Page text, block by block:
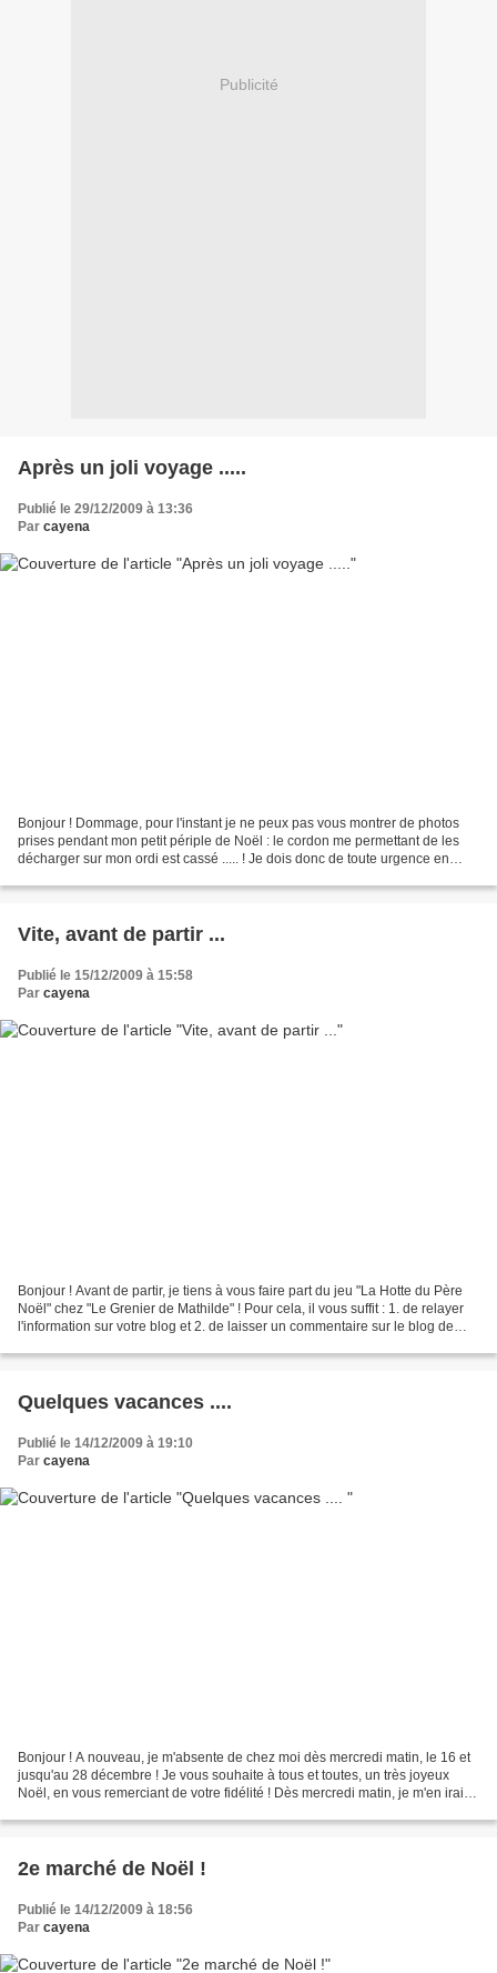
Publicité
Après un joli voyage .....
Publié le 29/12/2009 à 13:36
Par cayena
Bonjour ! Dommage, pour l'instant je ne peux pas vous montrer de photos
prises pendant mon petit périple de Noël : le cordon me permettant de les
décharger sur mon ordi est cassé ..... ! Je dois donc de toute urgence en
Vite, avant de partir ...
Publié le 15/12/2009 à 15:58
Par cayena
Bonjour ! Avant de partir, je tiens à vous faire part du jeu "La Hotte du Père
Noël" chez "Le Grenier de Mathilde" ! Pour cela, il vous suffit : 1. de relayer
l'information sur votre blog et 2. de laisser un commentaire sur le blog de
Quelques vacances ....
Publié le 14/12/2009 à 19:10
Par cayena
Bonjour ! A nouveau, je m'absente de chez moi dès mercredi matin, le 16 et
jusqu'au 28 décembre ! Je vous souhaite à tous et toutes, un très joyeux
Noël, en vous remerciant de votre fidélité ! Dès mercredi matin, je m'en irai à
2e marché de Noël !
Publié le 14/12/2009 à 18:56
Par cayena